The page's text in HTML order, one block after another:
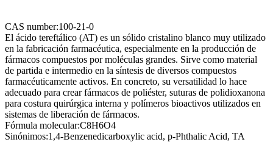
CAS number:100-21-0
El ácido tereftálico (AT) es un sólido cristalino blanco muy utilizado
en la fabricación farmacéutica, especialmente en la producción de
fármacos compuestos por moléculas grandes. Sirve como material
de partida e intermedio en la síntesis de diversos compuestos
farmacéuticamente activos. En concreto, su versatilidad lo hace
adecuado para crear fármacos de poliéster, suturas de polidioxanona
para costura quirúrgica interna y polímeros bioactivos utilizados en
sistemas de liberación de fármacos.
Fórmula molecular:C8H6O4
Sinónimos:1,4-Benzenedicarboxylic acid, p-Phthalic Acid, TA